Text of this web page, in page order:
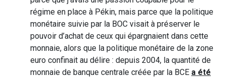
régime en place à Pékin, mais parce que la politique
monétaire suivie par la BOC visait à préserver le
pouvoir d’achat de ceux qui épargnaient dans cette
monnaie, alors que la politique monétaire de la zone
euro confinait au délire : depuis 2004, la quantité de
monnaie de banque centrale créée par la BCE a été